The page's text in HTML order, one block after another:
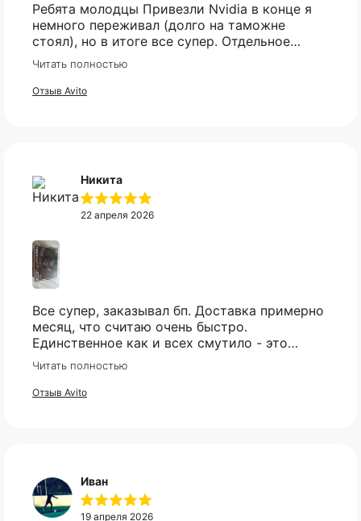
Ребята молодцы Привезли Nvidia в конце я
немного переживал (долго на таможне
стоял), но в итоге все супер. Отдельное
спасибо что всегда отвечали практически
мгновенно, клиентская поддержка на самом
высоком уровне!
Читать полностью
Отзыв Avito
Никита
22 апреля 2026
Все супер, заказывал бп. Доставка примерно
месяц, что считаю очень быстро.
Единственное как и всех смутило - это
оплата, но все прошло гладко. Упакован
товар тоже был хорошо, в двойной коробке
и в пупырке. Трек номер предоставили.
Читать полностью
Отзыв Avito
Иван
19 апреля 2026
Популярное
Компьютеры
Отзывы
Доставка